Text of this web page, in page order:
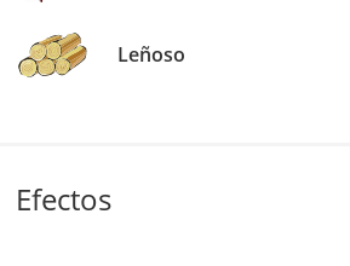
Leñoso
Efectos